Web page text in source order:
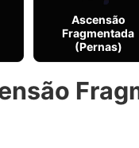
Ascensão
Fragmentada
(Pernas)